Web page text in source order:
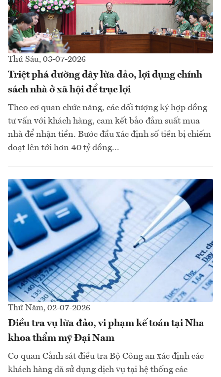
Thứ Sáu, 03-07-2026
Triệt phá đường dây lừa đảo, lợi dụng chính
sách nhà ở xã hội để trục lợi
Theo cơ quan chức năng, các đối tượng ký hợp đồng
tư vấn với khách hàng, cam kết bảo đảm suất mua
nhà để nhận tiền. Bước đầu xác định số tiền bị chiếm
đoạt lên tới hơn 40 tỷ đồng...
Thứ Năm, 02-07-2026
Điều tra vụ lừa đảo, vi phạm kế toán tại Nha
khoa thẩm mỹ Đại Nam
Cơ quan Cảnh sát điều tra Bộ Công an xác định các
khách hàng đã sử dụng dịch vụ tại hệ thống các